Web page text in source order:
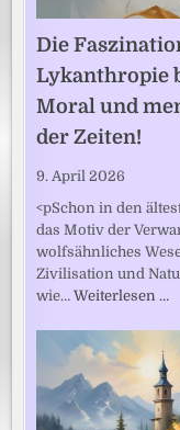
Die
Lykanthropie
Moral und
der Zeiten!
9. April 2026
<pSchon in den
das Motiv der
wolfsähnliches
Zivilisation und
wie…Weiterlesen …